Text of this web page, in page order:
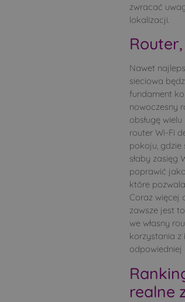
zwracać
lokalizacji.
Nawet
sieciowa
fundament
nowoczesny
obsługę
router Wi-Fi
pokoju, gdzie
słaby zasięg
poprawić
które
Coraz więcej
zawsze jest
we własny
korzystania z
odpowiedniej
realne